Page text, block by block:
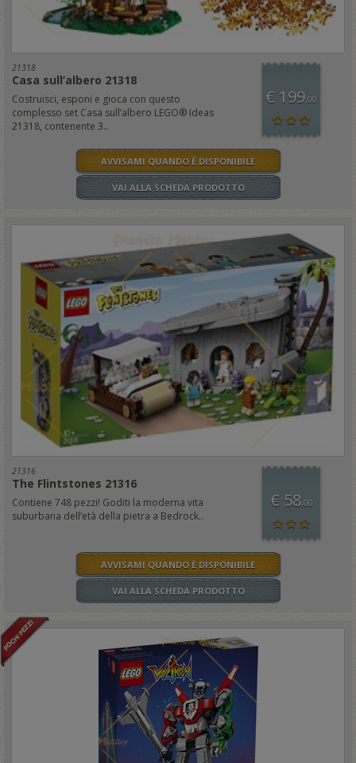
21318
Casa sull’albero 21318
Costruisci, esponi e gioca con questo
complesso set Casa sull’albero LEGO® Ideas
21318, contenente 3..
€ 199,00
AVVISAMI QUANDO È DISPONIBILE
VAI ALLA SCHEDA PRODOTTO
21316
The Flintstones 21316
Contiene 748 pezzi! Goditi la moderna vita
suburbana dell’età della pietra a Bedrock..
€ 58,00
AVVISAMI QUANDO È DISPONIBILE
VAI ALLA SCHEDA PRODOTTO